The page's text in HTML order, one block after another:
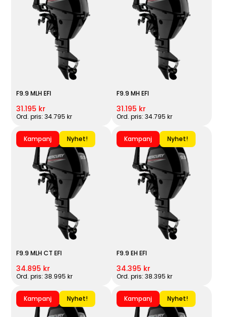
F9.9 MLH EFI
31.195 kr
Ord. pris: 34.795 kr
F9.9 MH EFI
31.195 kr
Ord. pris: 34.795 kr
Kampanj Nyhet!
F9.9 MLH CT EFI
34.895 kr
Ord. pris: 38.995 kr
Kampanj Nyhet!
F9.9 EH EFI
34.395 kr
Ord. pris: 38.395 kr
Kampanj Nyhet! Kampanj Nyhet!